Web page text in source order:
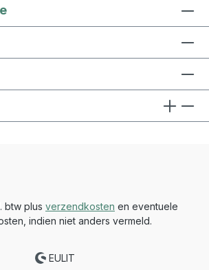
btw plus verzendkosten en eventuele
indien niet anders vermeld.
EULIT